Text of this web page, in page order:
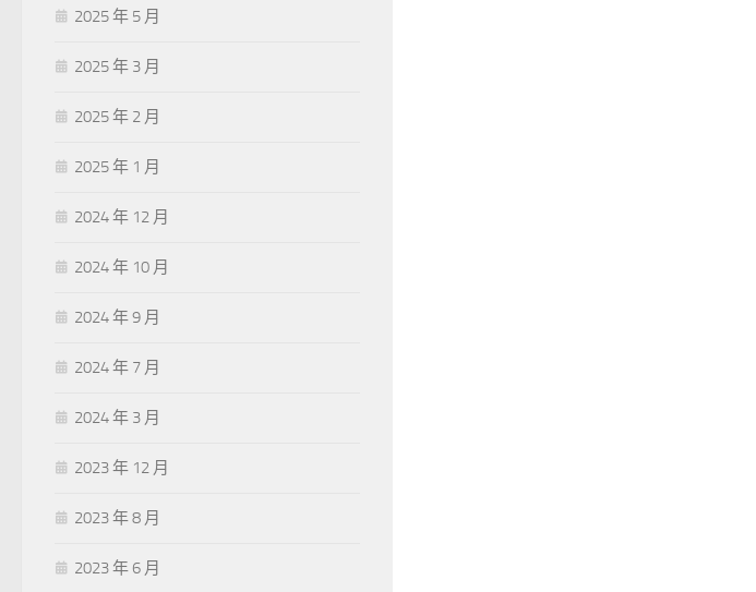
2025 年 5 月
2025 年 3 月
2025 年 2 月
2025 年 1 月
2024 年 12 月
2024 年 10 月
2024 年 9 月
2024 年 7 月
2024 年 3 月
2023 年 12 月
2023 年 8 月
2023 年 6 月